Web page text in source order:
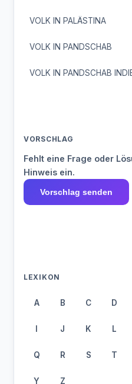
VOLK IN PALÄSTINA
VOLK IN PANDSCHAB
VOLK IN PANDSCHAB
VORSCHLAG
Fehlt eine Frage oder
Hinweis ein.
Vorschlag senden
LEXIKON
A B C D
I J K L
Q R S T
Y Z